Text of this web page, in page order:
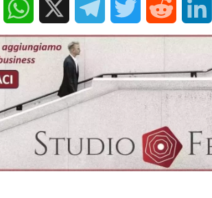
WhatsApp
X TelegramTwitterReddit